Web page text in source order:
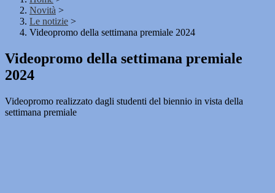
Novità >
Le notizie >
Videopromo della settimana premiale 2024
Videopromo della settimana premiale
2024
Videopromo realizzato dagli studenti del biennio in vista della
settimana premiale